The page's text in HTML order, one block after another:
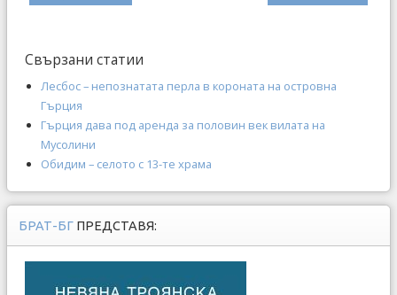
Свързани статии
Лесбос – непознатата перла в короната на островна
Гърция
Гърция дава под аренда за половин век вилата на
Мусолини
Обидим – селото с 13-те храма
БРАТ-БГ ПРЕДСТАВЯ: